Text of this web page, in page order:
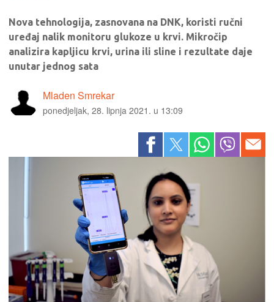
Nova tehnologija, zasnovana na DNK, koristi ručni
uređaj nalik monitoru glukoze u krvi. Mikročip
analizira kapljicu krvi, urina ili sline i rezultate daje
unutar jednog sata
Mladen Smrekar
ponedjeljak, 28. lipnja 2021. u 13:09